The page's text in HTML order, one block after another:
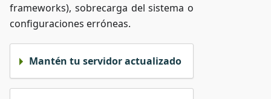
frameworks), sobrecarga del sistema o
configuraciones erróneas.
Mantén tu servidor actualizado